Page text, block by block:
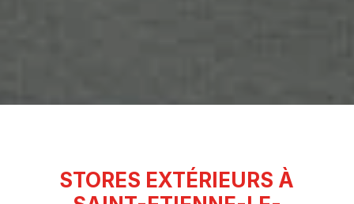
STORES EXTÉRIEURS À